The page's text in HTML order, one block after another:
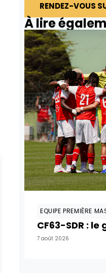
RENDEZ-VOUS
À lire
EQUIPE PREMIÈRE
CF63-SDR :
7 août 2026